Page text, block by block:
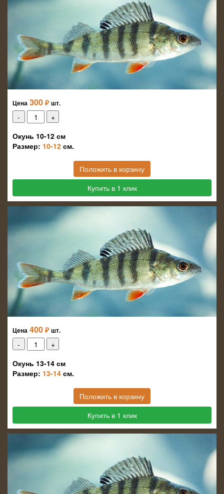
Цена 300 ₽ шт.
Окунь 10-12 см
Размер: 10-12 см.
Положить в корзину
Купить в 1 клик
Цена 400 ₽ шт.
Окунь 13-14 см
Размер: 13-14 см.
Положить в корзину
Купить в 1 клик